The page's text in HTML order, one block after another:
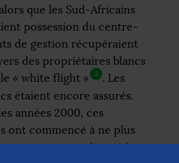
que les Sud-Africains
possession du centre-
de gestion récupéraient
des propriétaires blancs
« white flight » 3
. Les
étaient encore assurés.
années 2000, ces
ont commencé à ne plus
tout en continuant à